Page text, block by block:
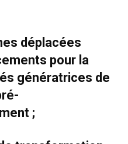
déplacées
pour la
génératrices de
;